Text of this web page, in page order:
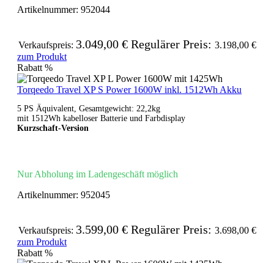
Artikelnummer: 952044
Verkaufspreis: 3.049,00 € Regulärer Preis: 3.198,00 €
zum Produkt
Rabatt %
Torqeedo Travel XP S Power 1600W inkl. 1512Wh Akku
5 PS Äquivalent, Gesamtgewicht: 22,2kg
mit 1512Wh kabelloser Batterie und Farbdisplay
Kurzschaft-Version
Nur Abholung im Ladengeschäft möglich
Artikelnummer: 952045
Verkaufspreis: 3.599,00 € Regulärer Preis: 3.698,00 €
zum Produkt
Rabatt %